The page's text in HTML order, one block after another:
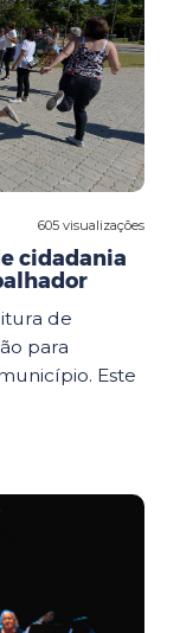
605 visualizações
cidadania
de
para
Este